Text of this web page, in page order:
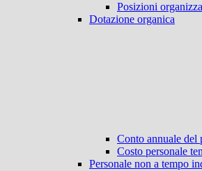
Posizioni
Dotazione organica
Conto annuale del
Costo personale
Personale non a tempo